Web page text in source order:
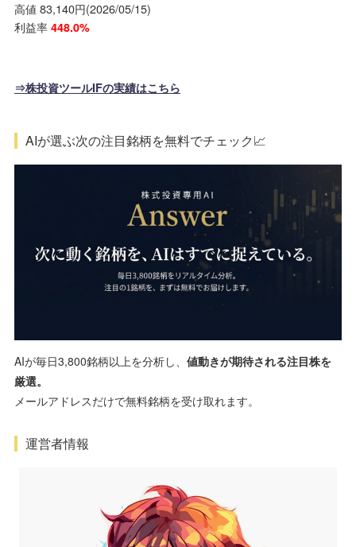
高値 83,140円(2026/05/15)
利益率 448.0%
⇒株投資ツールIFの実績はこちら
AIが選ぶ次の注目銘柄を無料でチェック📈
AIが毎日3,800銘柄以上を分析し、 値動きが期待される注目株を
厳選。
メールアドレスだけで無料銘柄を受け取れます。
運営者情報